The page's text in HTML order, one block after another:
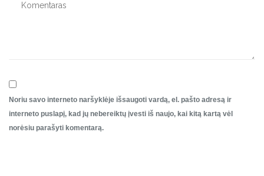
Noriu savo interneto naršyklėje išsaugoti vardą, el. pašto adresą ir
interneto puslapį, kad jų nebereiktų įvesti iš naujo, kai kitą kartą vėl
norėsiu parašyti komentarą.